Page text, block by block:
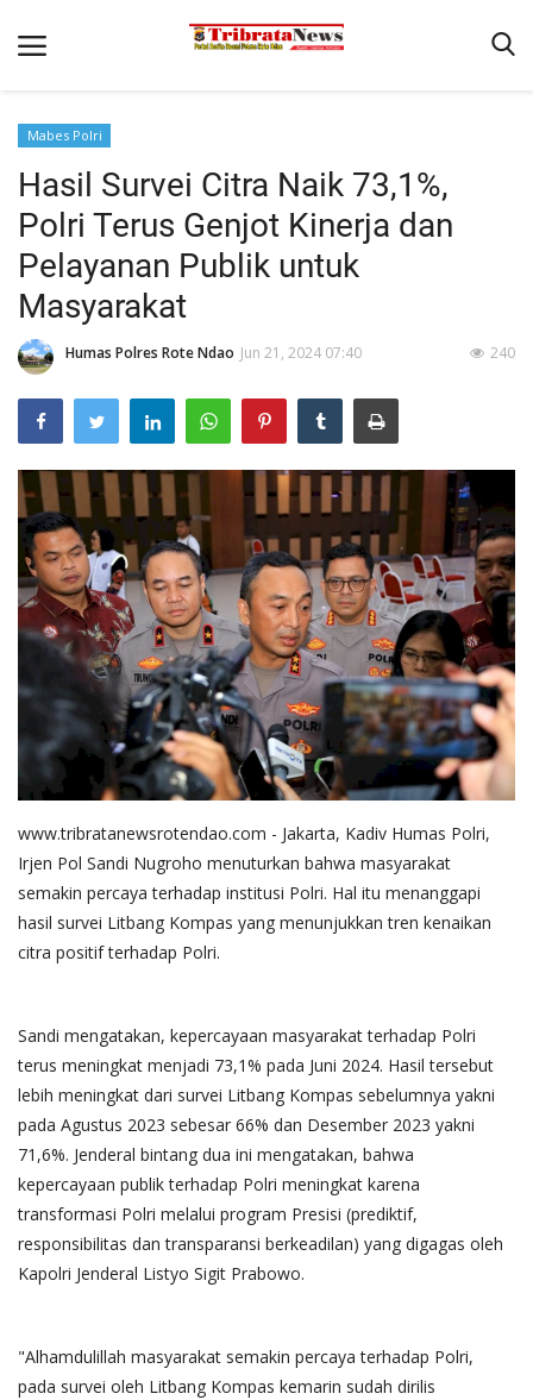
Beranda
Terms & Conditions
Pengamanan di Pelabuhan Pantaibaru Untuk Jamin
Binkam
Reskrim
Polisi Kita
Mitra Polisi
Lantas
Giat Ops
Binmas
Mabes Polri
Hasil Survei Citra Naik 73,1%,
Polri Terus Genjot Kinerja dan
Pelayanan Publik untuk
Masyarakat
Humas Polres Rote Ndao Jun 21, 2024 07:40 240
www.tribratanewsrotendao.com - Jakarta, Kadiv Humas Polri,
Irjen Pol Sandi Nugroho menuturkan bahwa masyarakat
semakin percaya terhadap institusi Polri. Hal itu menanggapi
hasil survei Litbang Kompas yang menunjukkan tren kenaikan
citra positif terhadap Polri.
Sandi mengatakan, kepercayaan masyarakat terhadap Polri
terus meningkat menjadi 73,1% pada Juni 2024. Hasil tersebut
lebih meningkat dari survei Litbang Kompas sebelumnya yakni
pada Agustus 2023 sebesar 66% dan Desember 2023 yakni
71,6%. Jenderal bintang dua ini mengatakan, bahwa
kepercayaan publik terhadap Polri meningkat karena
transformasi Polri melalui program Presisi (prediktif,
responsibilitas dan transparansi berkeadilan) yang digagas oleh
Kapolri Jenderal Listyo Sigit Prabowo.
"Alhamdulillah masyarakat semakin percaya terhadap Polri,
pada survei oleh Litbang Kompas kemarin sudah dirilis